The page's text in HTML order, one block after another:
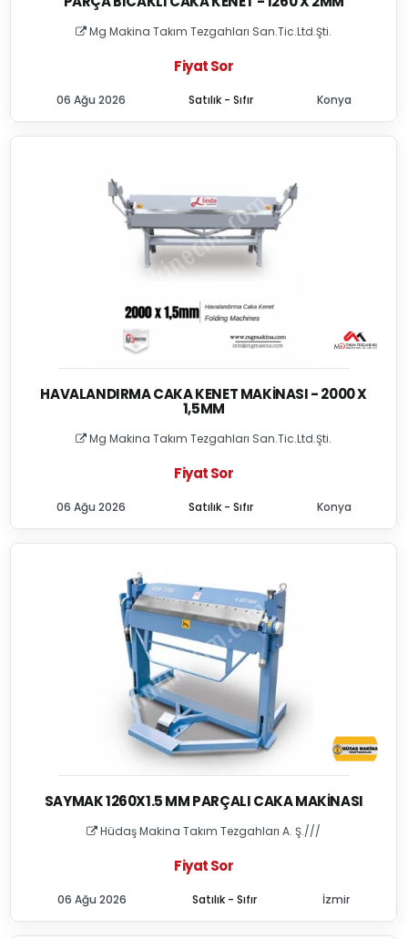
Mg Makina Takım Tezgahları San.Tic.Ltd.Şti.
Fiyat Sor
Satılık - Sıfır
06 Ağu 2026 Konya
HAVALANDIRMA CAKA KENET MAKINASI - 2000 X
1,5MM
Mg Makina Takım Tezgahları San.Tic.Ltd.Şti.
Fiyat Sor
Satılık - Sıfır
06 Ağu 2026 Konya
SAYMAK 1260X1.5 MM PARÇALI CAKA MAKINASI
Hüdaş Makina Takım Tezgahları A. Ş.///
Fiyat Sor
Satılık - Sıfır
06 Ağu 2026 İzmir